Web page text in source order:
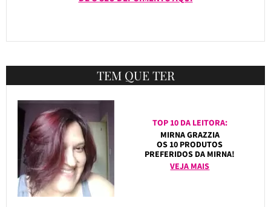
TEM QUE TER
TOP 10 DA LEITORA:
MIRNA GRAZZIA
OS 10 PRODUTOS
PREFERIDOS DA MIRNA!
VEJA MAIS